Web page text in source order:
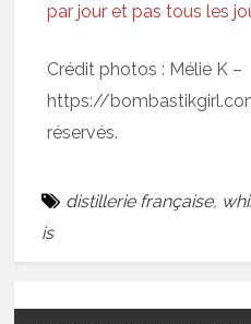
par jour et pas tous les
Crédit photos : Mélie K –
https://
réservés.
distillerie française,
is